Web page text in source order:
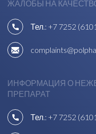
ЖАЛОБЫ НА
Тел.: +7 7252
ИНФОРМАЦИЯ О
ПРЕПАРАТ
Тел.: +7 7252